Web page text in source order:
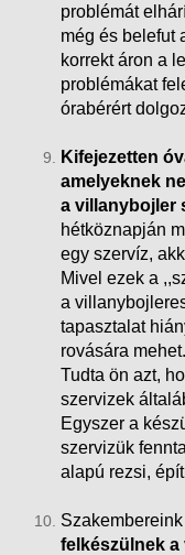
problémát
még és belefut
korrekt áron a
problémákat
órabérért
Kifejezetten
amelyeknek
a villanybojler
hétköznapján
egy szervíz,
Mivel ezek a
a
tapasztalat
rovására mehet.
Tudta ön azt,
szervizek
Egyszer a
szervizük
alapú rezsi,
felkészülnek